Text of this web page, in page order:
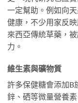
一定幫助。例如向
健康，不少用家反
來西亞傳統草藥，
力。
維生素與礦物質
許多保健糖會添加B
鋅、硒等微量營養